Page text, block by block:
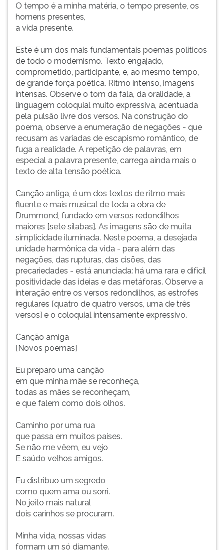
O tempo é a minha matéria, o tempo presente, os
homens presentes,
a vida presente.
Este é um dos mais fundamentais poemas políticos
de todo o modernismo. Texto engajado,
comprometido, participante, e, ao mesmo tempo,
de grande força poética. Ritmo intenso, imagens
intensas. Observe o tom da fala, da oralidade, a
linguagem coloquial muito expressiva, acentuada
pela pulsão livre dos versos. Na construção do
poema, observe a enumeração de negações - que
recusam as variadas de escapismo romântico, de
fuga a realidade. A repetição de palavras, em
especial a palavra presente, carrega ainda mais o
texto de alta tensão poética.
Canção antiga, é um dos textos de ritmo mais
fluente e mais musical de toda a obra de
Drummond, fundado em versos redondilhos
maiores [sete sílabas]. As imagens são de muita
simplicidade iluminada. Neste poema, a desejada
unidade harmônica da vida - para além das
negações, das rupturas, das cisões, das
precariedades - está anunciada: há uma rara e difícil
positividade das ideias e das metáforas. Observe a
interação entre os versos redondilhos, as estrofes
regulares [quatro de quatro versos, uma de três
versos] e o coloquial intensamente expressivo.
Canção amiga
[Novos poemas]
Eu preparo uma canção
em que minha mãe se reconheça,
todas as mães se reconheçam,
e que falem como dois olhos.
Caminho por uma rua
que passa em muitos países.
Se não me vêem, eu vejo
E saúdo velhos amigos.
Eu distribuo um segredo
como quem ama ou sorri.
No jeito mais natural
dois carinhos se procuram.
Minha vida, nossas vidas
formam um só diamante.